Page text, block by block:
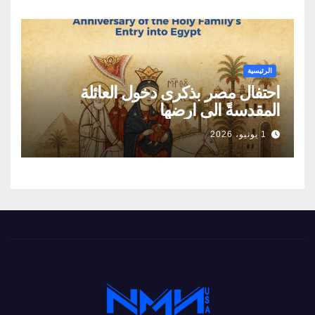
الرئيسية
احتفال مصر بذكرى دخول العائلة
المقدسةً الى ارضها
1 يونيو، 2026